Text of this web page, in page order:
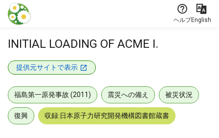
本文に飛ぶ
ヘルプEnglish
INITIAL LOADING OF ACME I.
提供元サイトで表示
福島第一原発事故 (2011) 震災への備え 被災状況
復興 収録:日本原子力研究開発機構図書館蔵書